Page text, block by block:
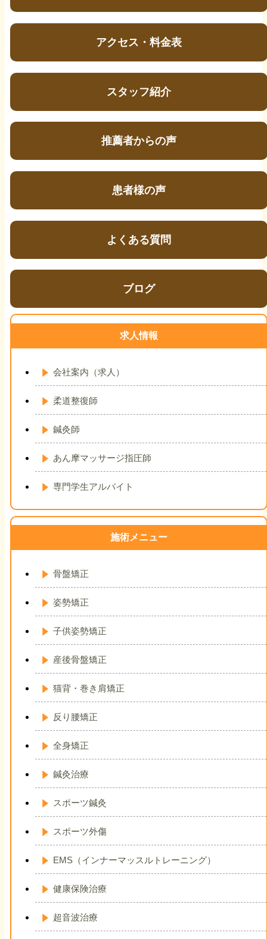
アクセス・料金表
スタッフ紹介
推薦者からの声
患者様の声
よくある質問
ブログ
求人情報
会社案内（求人）
柔道整復師
鍼灸師
あん摩マッサージ指圧師
専門学生アルバイト
施術メニュー
骨盤矯正
姿勢矯正
子供姿勢矯正
産後骨盤矯正
猫背・巻き肩矯正
反り腰矯正
全身矯正
鍼灸治療
スポーツ鍼灸
スポーツ外傷
EMS（インナーマッスルトレーニング）
健康保険治療
超音波治療